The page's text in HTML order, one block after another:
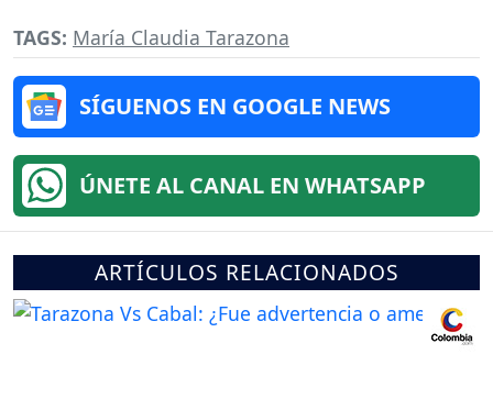
TAGS: María Claudia Tarazona
SÍGUENOS EN GOOGLE NEWS
ÚNETE AL CANAL EN WHATSAPP
ARTÍCULOS RELACIONADOS